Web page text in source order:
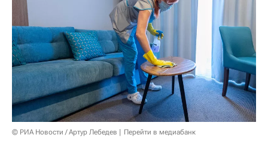
© РИА Новости / Артур Лебедев Перейти в медиабанк